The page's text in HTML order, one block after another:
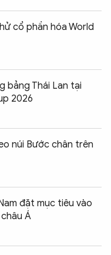
cổ phần hóa World
bảng Thái Lan tại
2026
núi Bước chân trên
đặt mục tiêu vào
Á